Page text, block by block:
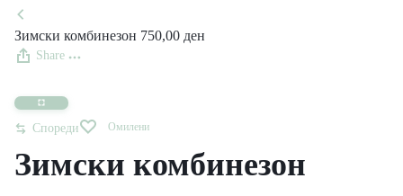
Зимски комбинезон 750,00 ден
Share
Спореди Омилени
Зимски комбинезон